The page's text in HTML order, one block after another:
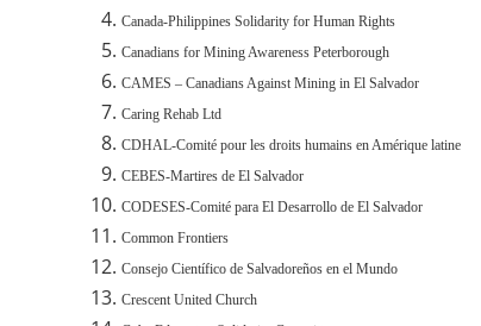
Canada-Philippines Solidarity for Human Rights
Canadians for Mining Awareness Peterborough
CAMES – Canadians Against Mining in El Salvador
Caring Rehab Ltd
CDHAL-Comité pour les droits humains en Amérique latine
CEBES-Martires de El Salvador
CODESES-Comité para El Desarrollo de El Salvador
Common Frontiers
Consejo Científico de Salvadoreños en el Mundo
Crescent United Church